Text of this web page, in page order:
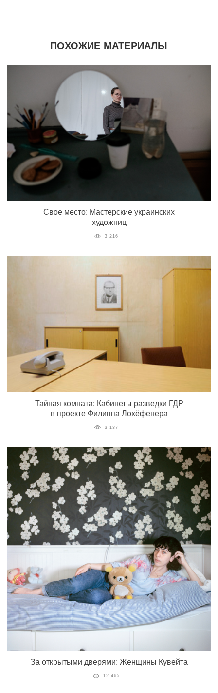
ПОХОЖИЕ МАТЕРИАЛЫ
Свое место: Мастерские украинских
художниц
3 216
Тайная комната: Кабинеты разведки ГДР
в проекте Филиппа Лохёфенера
3 137
За открытыми дверями: Женщины Кувейта
12 465